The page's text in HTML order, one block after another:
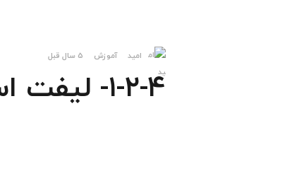
امید آموزش 5 سال قبل
۱-۲-۴- لیفت استاتیکی مکش